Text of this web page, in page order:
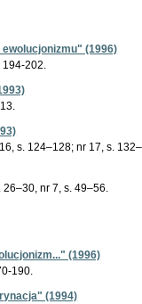
(1996)
194-202.
s. 124–128; nr 17, s.
26–30, nr 7, s. 49–56.
(1996)
190.
(1994)